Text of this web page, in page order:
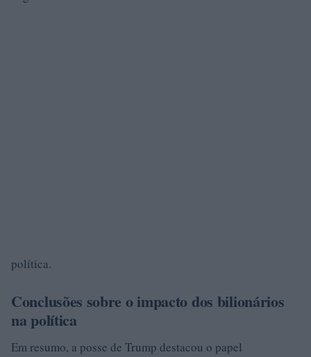
política.
Conclusões sobre o impacto dos bilionários
na política
Em resumo, a posse de Trump destacou o papel